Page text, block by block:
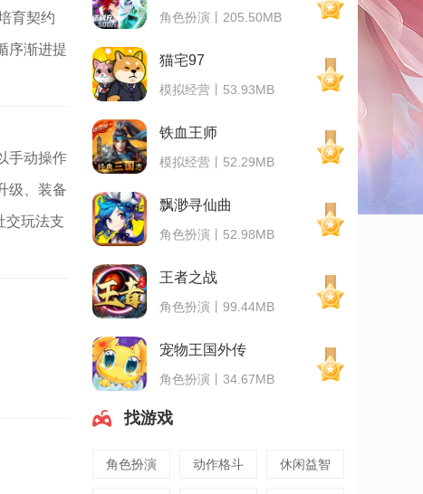
育契约
序渐进提
手动操作
级、装备
交玩法支
角色扮演丨205.50MB
猫宅97
模拟经营丨53.93MB
铁血王师
模拟经营丨52.29MB
飘渺寻仙曲
角色扮演丨52.98MB
王者之战
角色扮演丨99.44MB
宠物王国外传
角色扮演丨34.67MB
找游戏
角色扮演 动作格斗 休闲益智